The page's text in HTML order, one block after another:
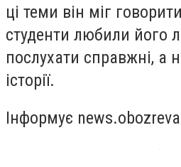
ці теми він міг
студенти любили його
послухати справжні, а
історії.
Інформує